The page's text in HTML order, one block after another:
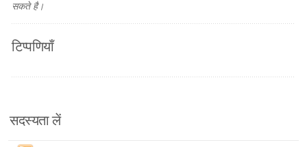
सकते है।
टिप्पणियाँ
सदस्यता लें